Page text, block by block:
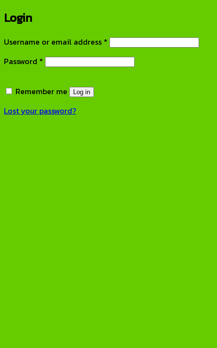
Login
Username or email address * Required
Password * Required
Remember me Log in
Lost your password?